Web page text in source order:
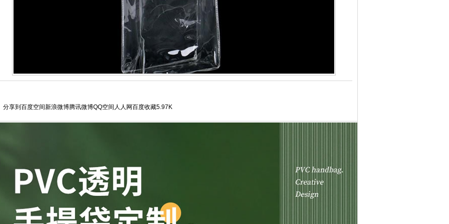
分享到百度空间新浪微博腾讯微博QQ空间 人人网百度收藏5.97K